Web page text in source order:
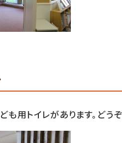
用トイレがあります。どう